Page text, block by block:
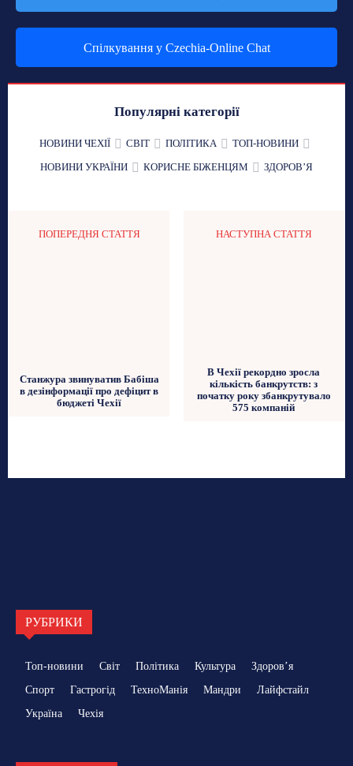
Спілкування у Czechia-Online Chat
Популярні категорії
НОВИНИ ЧЕХІЇ СВІТ ПОЛІТИКА
ТОП-НОВИНИ
НОВИНИ УКРАЇНИ
КОРИСНЕ БІЖЕНЦЯМ ЗДОРОВʼЯ
ПОПЕРЕДНЯ СТАТТЯ
Станжура звинуватив Бабіша
в дезінформації про дефіцит в
бюджеті Чехії
НАСТУПНА СТАТТЯ
В Чехії рекордно зросла
кількість банкрутств: з
початку року збанкрутувало
575 компаній
РУБРИКИ
Топ-новини Світ Політика Культура
Здоровʼя
Спорт
Гастрогід ТехноМанія Мандри
Лайфстайл
Україна
Чехія